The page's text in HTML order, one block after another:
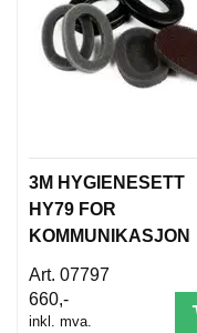
3M HYGIENESETT
HY79 FOR
KOMMUNIKASJON
07797
660,-
inkl. mva.